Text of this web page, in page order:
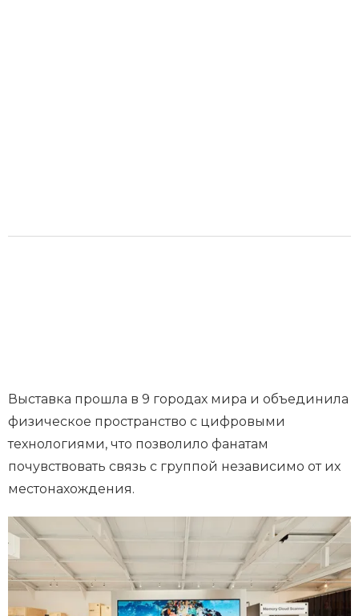
Выставка прошла в 9 городах мира и объединила
физическое пространство с цифровыми
технологиями, что позволило фанатам
почувствовать связь с группой независимо от их
местонахождения.